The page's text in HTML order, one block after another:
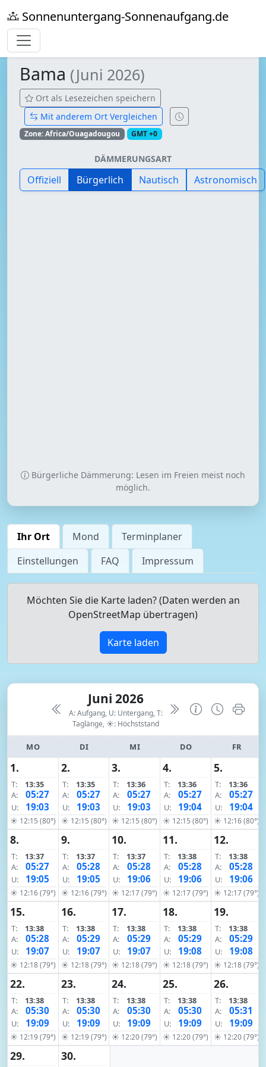
Sonnenuntergang-Sonnenaufgang.de
Bama (Juni 2026)
Ort als Lesezeichen speichern
Mit anderem Ort Vergleichen
Zone: Africa/Ouagadougou GMT +0
DÄMMERUNGSART
Offiziell Bürgerlich Nautisch Astronomisch
Bürgerliche Dämmerung: Lesen im Freien meist noch
möglich.
Ihr Ort Mond
Terminplaner
Einstellungen
FAQ Impressum
Möchten Sie die Karte laden? (Daten werden an
OpenStreetMap übertragen)
Karte laden
Juni 2026
A: Aufgang, U: Untergang, T:
Taglänge, ☀: Höchststand
MO DI MI DO FR
1.
T:
13:35
A:
05:27
U: 19:03
☀ 12:15 (80°)
2.
T:
13:35
A:
05:27
U: 19:03
☀ 12:15 (80°)
3.
T:
13:36
A:
05:27
U: 19:03
☀ 12:15 (80°)
4.
T:
13:36
A:
05:27
U: 19:04
☀ 12:15 (80°)
5.
T:
13:36
A:
05:27
U: 19:04
☀ 12:16 (80°)
8.
T:
13:37
A:
05:27
U: 19:05
☀ 12:16 (79°)
9.
T:
13:37
A:
05:28
U: 19:05
☀ 12:16 (79°)
10.
T:
13:37
A:
05:28
U: 19:06
☀ 12:17 (79°)
11.
T:
13:38
A:
05:28
U: 19:06
☀ 12:17 (79°)
12.
T:
13:38
A:
05:28
U: 19:06
☀ 12:17 (79°)
15.
T:
13:38
A:
05:28
U: 19:07
☀ 12:18 (79°)
16.
T:
13:38
A:
05:29
U: 19:07
☀ 12:18 (79°)
17.
T:
13:38
A:
05:29
U: 19:07
☀ 12:18 (79°)
18.
T:
13:38
A:
05:29
U: 19:08
☀ 12:18 (79°)
19.
T:
13:38
A:
05:29
U: 19:08
☀ 12:18 (79°)
22.
T:
13:38
A:
05:30
U: 19:09
☀ 12:19 (79°)
23.
T:
13:38
A:
05:30
U: 19:09
☀ 12:19 (79°)
24.
T:
13:38
A:
05:30
U: 19:09
☀ 12:20 (79°)
25.
T:
13:38
A:
05:30
U: 19:09
☀ 12:20 (79°)
26.
T:
13:38
A:
05:31
U: 19:09
☀ 12:20 (79°)
29. 30.